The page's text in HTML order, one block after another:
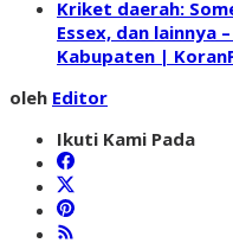
Kriket daerah:
Essex, dan lainnya
Kabupaten |
oleh Editor
Ikuti Kami Pada